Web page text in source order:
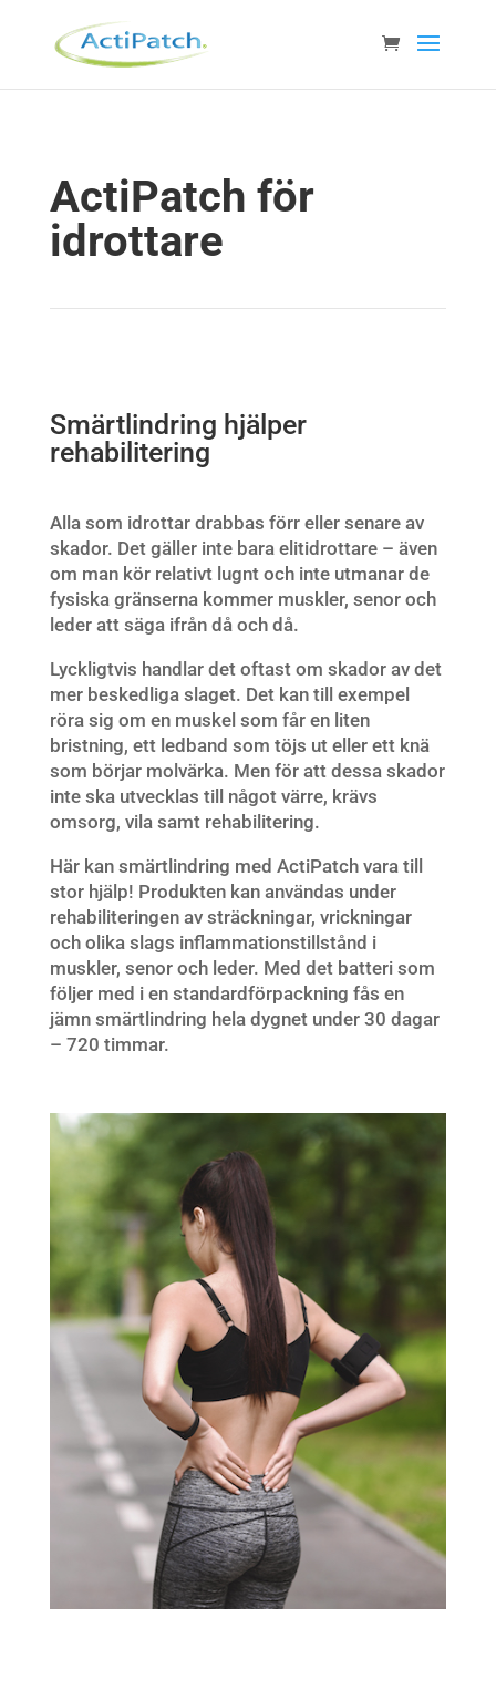
ActiPatch för
idrottare
Smärtlindring hjälper
rehabilitering
Alla som idrottar drabbas förr eller senare av
skador. Det gäller inte bara elitidrottare – även
om man kör relativt lugnt och inte utmanar de
fysiska gränserna kommer muskler, senor och
leder att säga ifrån då och då.
Lyckligtvis handlar det oftast om skador av det
mer beskedliga slaget. Det kan till exempel
röra sig om en muskel som får en liten
bristning, ett ledband som töjs ut eller ett knä
som börjar molvärka. Men för att dessa skador
inte ska utvecklas till något värre, krävs
omsorg, vila samt rehabilitering.
Här kan smärtlindring med ActiPatch vara till
stor hjälp! Produkten kan användas under
rehabiliteringen av sträckningar, vrickningar
och olika slags inflammationstillstånd i
muskler, senor och leder. Med det batteri som
följer med i en standardförpackning fås en
jämn smärtlindring hela dygnet under 30 dagar
– 720 timmar.